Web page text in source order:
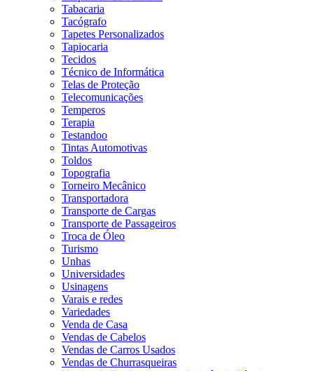
Tabacaria
Tacógrafo
Tapetes Personalizados
Tapiocaria
Tecidos
Técnico de Informática
Telas de Proteção
Telecomunicações
Temperos
Terapia
Testandoo
Tintas Automotivas
Toldos
Topografia
Torneiro Mecânico
Transportadora
Transporte de Cargas
Transporte de Passageiros
Troca de Óleo
Turismo
Unhas
Universidades
Usinagens
Varais e redes
Variedades
Venda de Casa
Vendas de Cabelos
Vendas de Carros Usados
Vendas de Churrasqueiras